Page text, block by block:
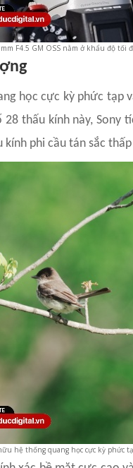
F4.5 GM OSS nằm ở khẩu độ tối
học cực kỳ phức tạp
thấu kính này, Sony
phi cầu tán sắc
hữu hệ thống quang học cực kỳ